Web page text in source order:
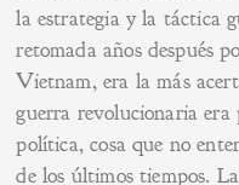
la estrategia y la táctica
retomada años después
Vietnam, era la más
guerra revolucionaria
política, cosa que no
de los últimos tiempos.